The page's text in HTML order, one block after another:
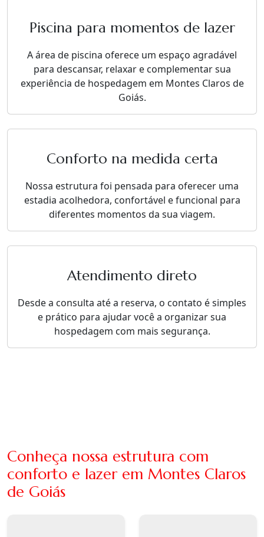
Piscina para momentos de lazer
A área de piscina oferece um espaço agradável
para descansar, relaxar e complementar sua
experiência de hospedagem em Montes Claros de
Goiás.
Conforto na medida certa
Nossa estrutura foi pensada para oferecer uma
estadia acolhedora, confortável e funcional para
diferentes momentos da sua viagem.
Atendimento direto
Desde a consulta até a reserva, o contato é simples
e prático para ajudar você a organizar sua
hospedagem com mais segurança.
Conheça nossa estrutura com
conforto e lazer em Montes Claros
de Goiás